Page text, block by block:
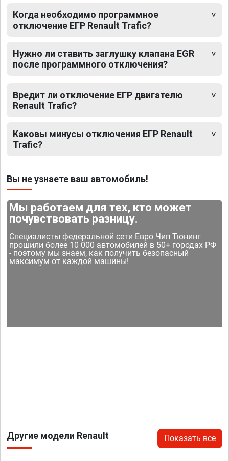
Когда необходимо программное
отключение ЕГР Renault Trafic?
Нужно ли ставить заглушку клапана EGR
после программного отключения?
Вредит ли отключение ЕГР двигателю
Renault Trafic?
Каковы минусы отключения ЕГР Renault
Trafic?
Вы не узнаете ваш автомобиль!
Мы работаем для тех, кто может
почувствовать разницу.
Специалисты федеральной сети Евро Чип Тюнинг
прошили более 10 000 автомобилей в 50+ городах РФ
- поэтому мы знаем, как получить безопасный
максимум от каждой машины!
Другие модели Renault Показать все